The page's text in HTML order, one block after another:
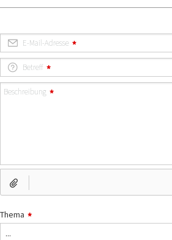
E-Mail-Adresse
Betreff
Beschreibung
Thema
...